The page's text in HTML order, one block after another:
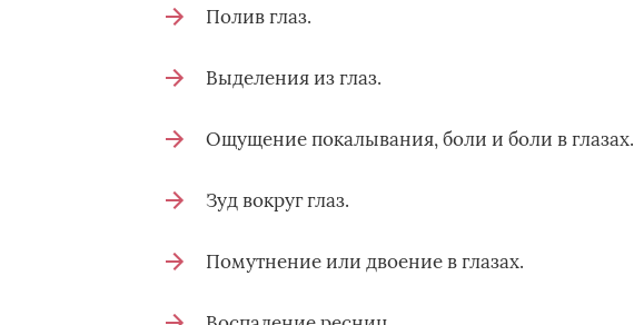
Полив глаз.
Выделения из глаз.
Ощущение покалывания, боли и боли в глазах.
Зуд вокруг глаз.
Помутнение или двоение в глазах.